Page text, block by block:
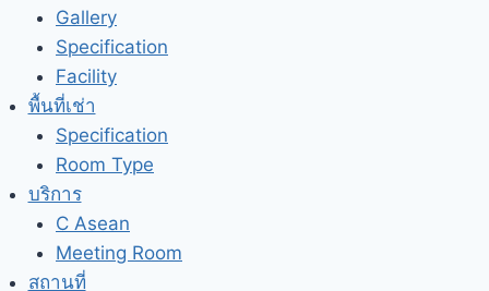
Gallery
Specification
Facility
พื้นที่เช่า
Specification
Room Type
บริการ
C Asean
Meeting Room
สถานที่